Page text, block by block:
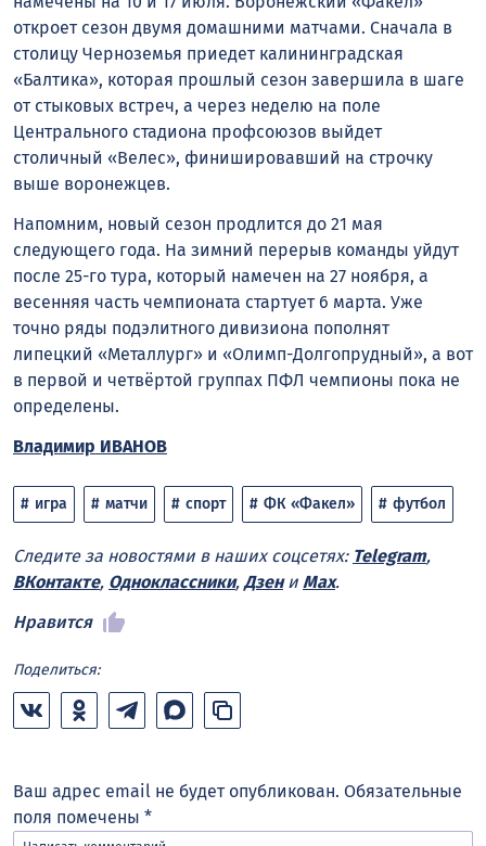
откроет сезон двумя домашними матчами. Сначала в
столицу Черноземья приедет калининградская
«Балтика», которая прошлый сезон завершила в шаге
от стыковых встреч, а через неделю на поле
Центрального стадиона профсоюзов выйдет
столичный «Велес», финишировавший на строчку
выше воронежцев.
Напомним, новый сезон продлится до 21 мая
следующего года. На зимний перерыв команды уйдут
после 25-го тура, который намечен на 27 ноября, а
весенняя часть чемпионата стартует 6 марта. Уже
точно ряды подэлитного дивизиона пополнят
липецкий «Металлург» и «Олимп-Долгопрудный», а вот
в первой и четвёртой группах ПФЛ чемпионы пока не
определены.
Владимир ИВАНОВ
игра матчи спорт ФК «Факел» футбол
Следите за новостями в наших соцсетях: Telegram,
ВКонтакте, Одноклассники, Дзени Max.
Нравится
Поделиться:
Ваш адрес email не будет опубликован. Обязательные
поля помечены *